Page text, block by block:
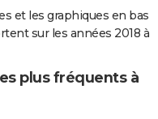
et les graphiques en bas
sur les années 2018 à
plus fréquents à